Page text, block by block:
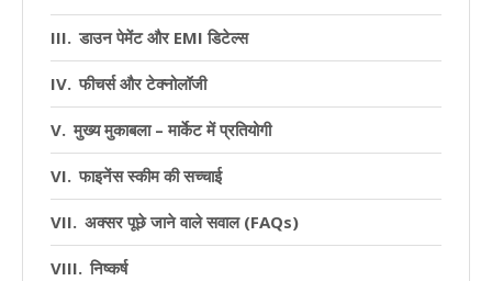
डाउन पेमेंट और EMI डिटेल्स
फीचर्स और टेक्नोलॉजी
मुख्य मुकाबला – मार्केट में प्रतियोगी
फाइनेंस स्कीम की सच्चाई
अक्सर पूछे जाने वाले सवाल (FAQs)
निष्कर्ष